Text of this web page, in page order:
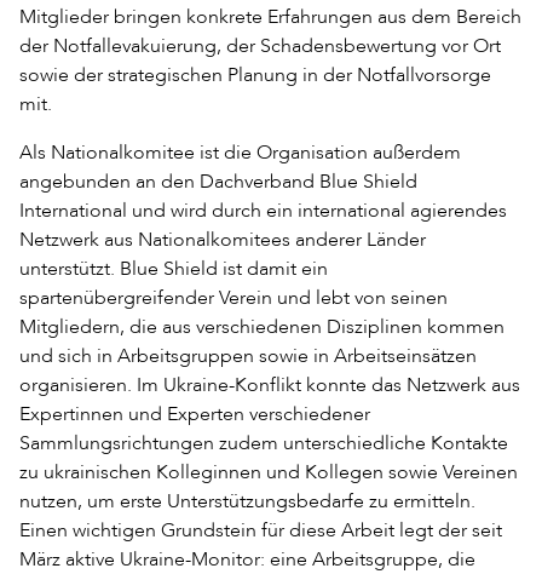
Mitglieder bringen konkrete Erfahrungen aus dem Bereich
der Notfallevakuierung, der Schadensbewertung vor Ort
sowie der strategischen Planung in der Notfallvorsorge
mit.
Als Nationalkomitee ist die Organisation außerdem
angebunden an den Dachverband Blue Shield
International und wird durch ein international agierendes
Netzwerk aus Nationalkomitees anderer Länder
unterstützt. Blue Shield ist damit ein
spartenübergreifender Verein und lebt von seinen
Mitgliedern, die aus verschiedenen Disziplinen kommen
und sich in Arbeitsgruppen sowie in Arbeitseinsätzen
organisieren. Im Ukraine-Konflikt konnte das Netzwerk aus
Expertinnen und Experten verschiedener
Sammlungsrichtungen zudem unterschiedliche Kontakte
zu ukrainischen Kolleginnen und Kollegen sowie Vereinen
nutzen, um erste Unterstützungsbedarfe zu ermitteln.
Einen wichtigen Grundstein für diese Arbeit legt der seit
März aktive Ukraine-Monitor: eine Arbeitsgruppe, die